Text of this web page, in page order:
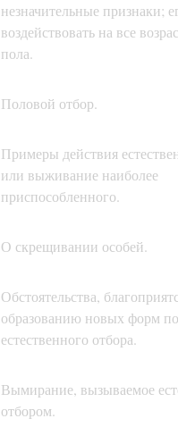
незначительные признаки;
воздействовать на все
пола.
Половой отбор.
Примеры действия
или выживание наиболее
приспособленного.
О скрещивании особей.
Обстоятельства,
образованию новых форм
естественного отбора.
Вымирание, вызываемое
отбором.